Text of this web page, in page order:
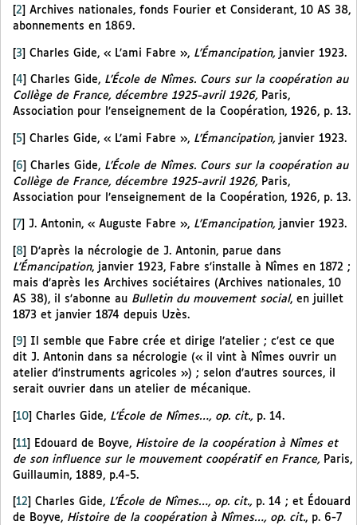
2
Archives nationales, fonds Fourier et Considerant, 10 AS 38,
abonnements en 1869.
[3] Charles Gide, « L’ami Fabre », L’Émancipation, janvier 1923.
4 Charles Gide, L’École de Nîmes. Cours sur la coopération au
Collège de France, décembre 1925-avril 1926, Paris,
Association pour l’enseignement de la Coopération, 1926, p. 13.
5 Charles Gide, « L’ami Fabre », L’Émancipation, janvier 1923.
[6] Charles Gide, L’École de Nîmes. Cours sur la coopération au
Collège de France, décembre 1925-avril 1926, Paris,
Association pour l’enseignement de la Coopération, 1926, p. 13.
7 J. Antonin, « Auguste Fabre », L’Emancipation, janvier 1923.
[8]
D’après la nécrologie de J. Antonin, parue dans
L’Émancipation, janvier 1923, Fabre s’installe à Nîmes en 1872 ;
mais d’après les Archives sociétaires (Archives nationales, 10
AS 38), il s’abonne au Bulletin du mouvement social, en juillet
1873 et janvier 1874 depuis Uzès.
9
Il semble que Fabre crée et dirige l’atelier ; c’est ce que
dit J. Antonin dans sa nécrologie (« il vint à Nîmes ouvrir un
atelier d’instruments agricoles ») ; selon d’autres sources, il
serait ouvrier dans un atelier de mécanique.
10 Charles Gide, L’École de Nîmes…, op. cit., p. 14.
[11] Edouard de Boyve, Histoire de la coopération à Nîmes et
de son influence sur le mouvement coopératif en France, Paris,
Guillaumin, 1889, p.4-5.
12 Charles Gide, L’École de Nîmes…, op. cit., p. 14 ; et Édouard
de Boyve, Histoire de la coopération à Nîmes…, op. cit., p. 6-7